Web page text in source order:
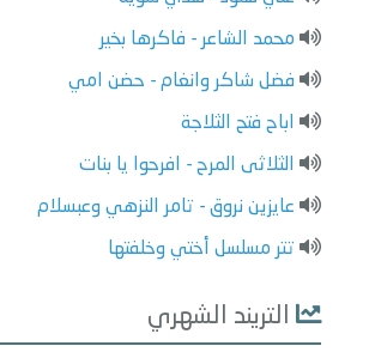
محمد الشاعر - فاكرها بخير
فضل شاكر وانغام - حضن امي
اباح فتح الثلاجة
الثلاثى المرح - افرحوا يا بنات
عايزين نروق - تامر النزهي وعبسلام
تتر مسلسل أختي وخلفتها
التريند الشهري